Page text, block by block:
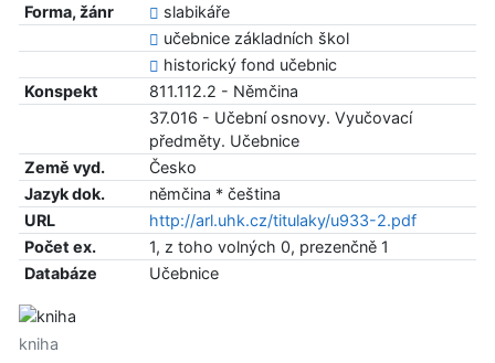
Forma, žánr
slabikáře
učebnice základních škol
historický fond učebnic
Konspekt
811.112.2 - Němčina
37.016 - Učební osnovy. Vyučovací
předměty. Učebnice
Země vyd.
Česko
Jazyk dok.
němčina * čeština
URL
http://arl.uhk.cz/titulaky/u933-2.pdf
Počet ex.
1, z toho volných 0, prezenčně 1
Databáze
Učebnice
kniha